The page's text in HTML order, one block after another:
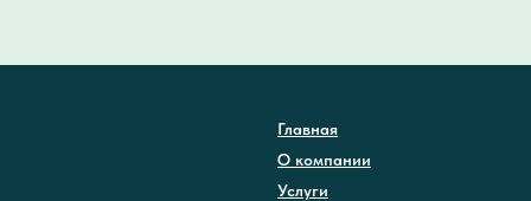
Главная
О компании
Услуги